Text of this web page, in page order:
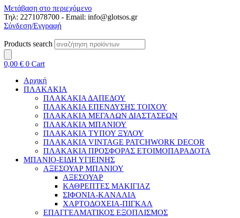
Μετάβαση στο περιεχόμενο
Τηλ: 2271078700 - Email: info@glotsos.gr
Σύνδεση/Εγγραφή
Products search
0,00 € 0 Cart
Αρχική
ΠΛΑΚΑΚΙΑ
ΠΛΑΚΑΚΙΑ ΔΑΠΕΔΟΥ
ΠΛΑΚΑΚΙΑ ΕΠΕΝΔΥΣΗΣ ΤΟΙΧΟΥ
ΠΛΑΚΑΚΙΑ ΜΕΓΑΛΩΝ ΔΙΑΣΤΑΣΕΩΝ
ΠΛΑΚΑΚΙΑ ΜΠΑΝΙΟΥ
ΠΛΑΚΑΚΙΑ ΤΥΠΟΥ ΞΥΛΟΥ
ΠΛΑΚΑΚΙΑ VINTAGE PATCHWORK DECOR
ΠΛΑΚΑΚΙΑ ΠΡΟΣΦΟΡΑΣ ΕΤΟΙΜΟΠΑΡΑΔΟΤΑ
ΜΠΑΝΙΟ-ΕΙΔΗ ΥΓΙΕΙΝΗΣ
ΑΞΕΣΟΥΑΡ ΜΠΑΝΙΟΥ
ΑΞΕΣΟΥΑΡ
ΚΑΘΡΕΠΤΕΣ ΜΑΚΙΓΙΑΖ
ΣΙΦΟΝΙΑ-ΚΑΝΑΛΙΑ
ΧΑΡΤΟΔΟΧΕΙΑ-ΠΙΓΚΑΛ
ΕΠΑΓΓΕΛΜΑΤΙΚΟΣ ΕΞΟΠΛΙΣΜΟΣ